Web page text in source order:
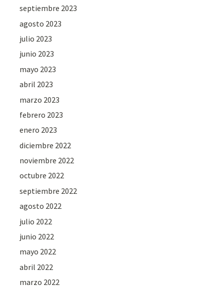
septiembre 2023
agosto 2023
julio 2023
junio 2023
mayo 2023
abril 2023
marzo 2023
febrero 2023
enero 2023
diciembre 2022
noviembre 2022
octubre 2022
septiembre 2022
agosto 2022
julio 2022
junio 2022
mayo 2022
abril 2022
marzo 2022